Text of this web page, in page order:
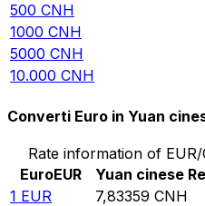
500 CNH
1000 CNH
5000 CNH
10.000 CNH
Converti Euro in Yuan
Rate information of
EuroEUR Yuan cinese
1 EUR 7,83359 CNH